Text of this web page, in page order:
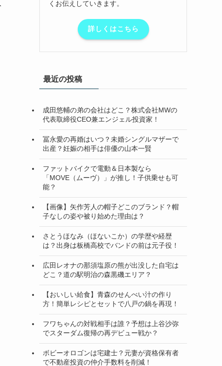
くお伝えしていきます。
詳しくはこちら
最近の投稿
成田悠輔の弟の会社はどこ？株式会社MWの
代表取締役CEO兼エンジェル投資家！
冨永愛の再婚はいつ？未婚シングルマザーで
出産？妊娠の相手は俳優の山本一賢
ファットバイクで電動＆日本製なら
「MOVE（ムーヴ）」が推し！子供乗せも可
能？
【画像】矢作芳人の帽子どこのブランド？帽
子なしの姿や被り始めた理由は？
さとうほなみ（ほないこか）の学歴や経歴
は？出身は板橋高校でバンドの前は元子役！
広田レオナの那須塩原の熊が出没した自宅は
どこ？道の駅明治の森黒磯エリア？
【おいしい給食】青森のせんべい汁の作り
方！簡単レシピとセットで八戸の鍋を再現！
フワちゃんの対戦相手は誰？予想は上谷沙弥
でスターダム復帰の再デビュー戦か？
ボビーオロゴンは宅建士？元妻が資格保有者
で不動産投資の仲介手数料を削減！